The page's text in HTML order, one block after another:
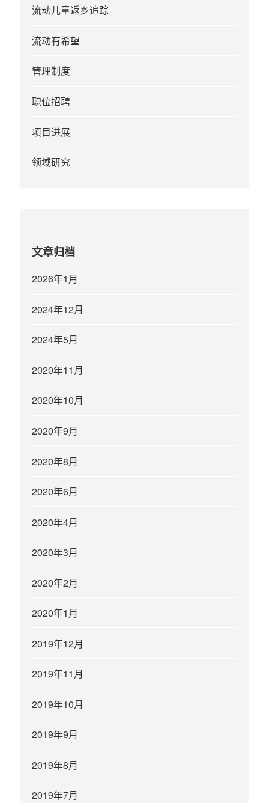
流动儿童返乡追踪
流动有希望
管理制度
职位招聘
项目进展
领域研究
文章归档
2026年1月
2024年12月
2024年5月
2020年11月
2020年10月
2020年9月
2020年8月
2020年6月
2020年4月
2020年3月
2020年2月
2020年1月
2019年12月
2019年11月
2019年10月
2019年9月
2019年8月
2019年7月